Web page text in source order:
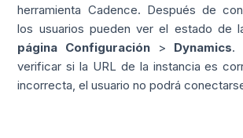
herramienta Cadence. Después de
los usuarios pueden ver el estado de
página Configuración > Dynamics.
verificar si la URL de la instancia es
incorrecta, el usuario no podrá